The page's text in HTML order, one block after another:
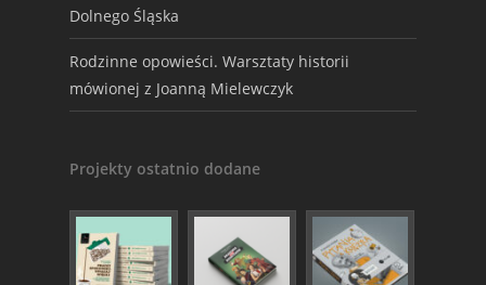
Dolnego Śląska
Rodzinne opowieści. Warsztaty historii
mówionej z Joanną Mielewczyk
Projekty ostatnio dodane